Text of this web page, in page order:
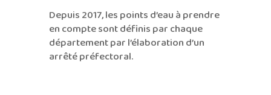
Depuis 2017, les points d’eau à prendre
en compte sont définis par chaque
département par l’élaboration d’un
arrêté préfectoral.